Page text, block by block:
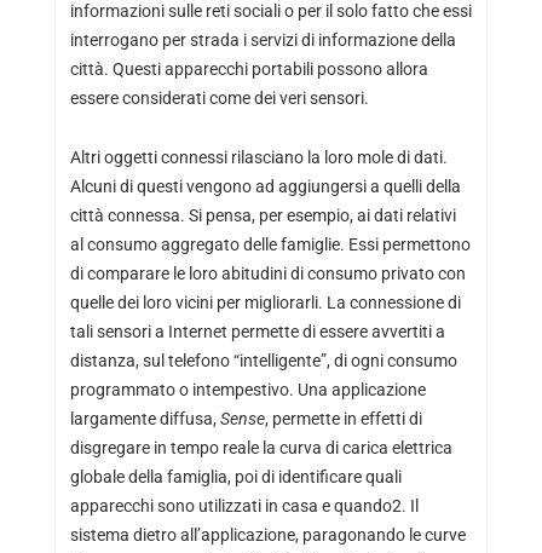
informazioni sulle reti sociali o per il solo fatto che essi
interrogano per strada i servizi di informazione della
città. Questi apparecchi portabili possono allora
essere considerati come dei veri sensori.
Altri oggetti connessi rilasciano la loro mole di dati.
Alcuni di questi vengono ad aggiungersi a quelli della
città connessa. Si pensa, per esempio, ai dati relativi
al consumo aggregato delle famiglie. Essi permettono
di comparare le loro abitudini di consumo privato con
quelle dei loro vicini per migliorarli. La connessione di
tali sensori a Internet permette di essere avvertiti a
distanza, sul telefono “intelligente”, di ogni consumo
programmato o intempestivo. Una applicazione
largamente diffusa, Sense, permette in effetti di
disgregare in tempo reale la curva di carica elettrica
globale della famiglia, poi di identificare quali
apparecchi sono utilizzati in casa e quando2. Il
sistema dietro all’applicazione, paragonando le curve